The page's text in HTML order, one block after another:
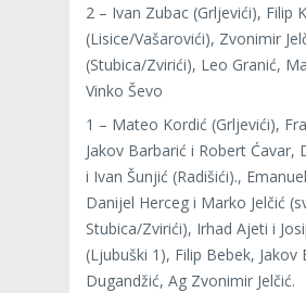
2 – Ivan Zubac (Grljevići), Filip
(Lisice/Vašarovići), Zvonimir
(Stubica/Zvirići), Leo Granić,
Vinko Ševo
1 – Mateo Kordić (Grljevići),
Jakov Barbarić i Robert Ćavar,
i Ivan Šunjić (Radišići).,
Danijel Herceg i Marko Jelčić
Stubica/Zvirići), Irhad Ajeti i
(Ljubuški 1), Filip Bebek, Jakov
Dugandžić, Ag Zvonimir Jelčić.